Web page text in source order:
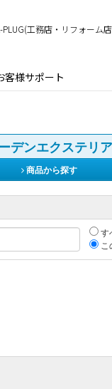
客様サポート
PLUG(工務店・リフォーム
デンエクステリア
商品から探す
す
こ